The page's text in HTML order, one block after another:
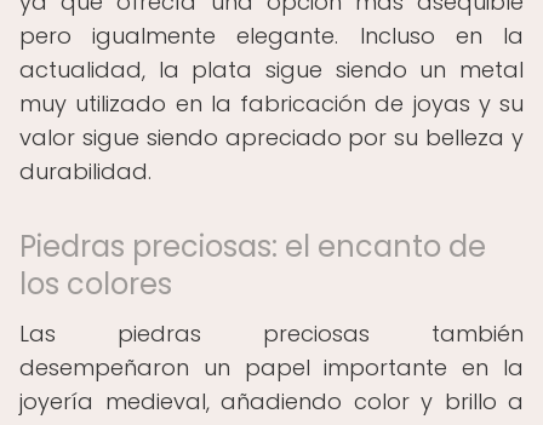
pero igualmente elegante. Incluso en la
actualidad, la plata sigue siendo un metal
muy utilizado en la fabricación de joyas y su
valor sigue siendo apreciado por su belleza y
durabilidad.
Piedras preciosas: el encanto de
los colores
Las piedras preciosas también
desempeñaron un papel importante en la
joyería medieval, añadiendo color y brillo a